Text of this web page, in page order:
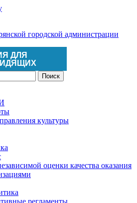
городской администрации
ДЛЯ
Поиск
культуры
оценки качества оказания
регламенты